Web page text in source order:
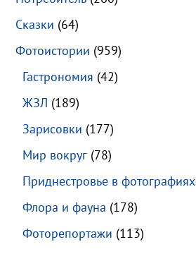
Сказки (64)
Фотоистории (959)
Гастрономия (42)
ЖЗЛ (189)
Зарисовки (177)
Мир вокруг (78)
Приднестровье в фотографиях
Флора и фауна (178)
Фоторепортажи (113)